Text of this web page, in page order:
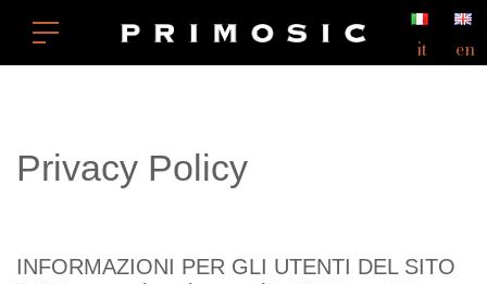
it en
Privacy Policy
INFORMAZIONI PER GLI UTENTI DEL SITO